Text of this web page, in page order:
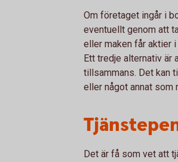
Om företaget ingår i
eventuellt genom att
eller maken får aktier i
Ett tredje alternativ är
tillsammans. Det kan
eller något annat som
Det är få som vet att